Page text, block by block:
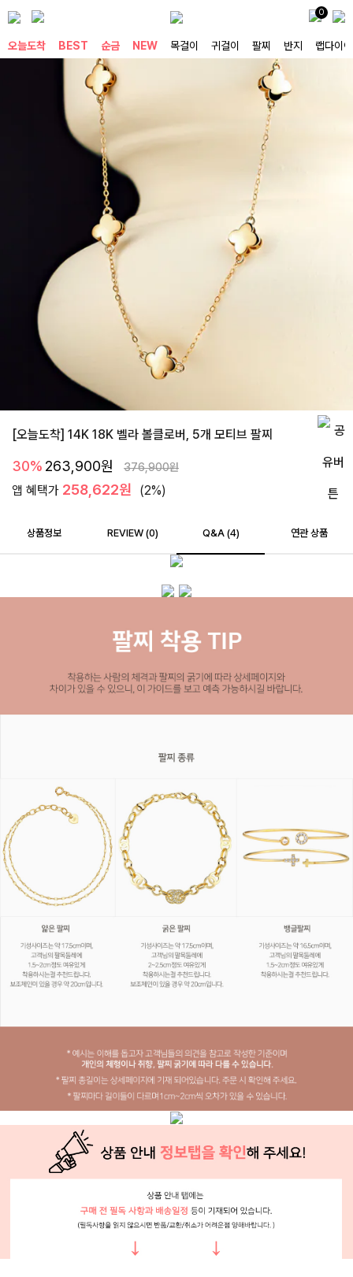
0
오늘도착 BEST 순금 NEW 목걸이 귀걸이 팔찌 반지 랩다이아
[오늘도착] 14K 18K 벨라 볼클로버, 5개 모티브 팔찌
30% 263,900원 376,900원
앱 혜택가 258,622원 (2%)
상품정보 REVIEW (0) Q&A (4) 연관 상품